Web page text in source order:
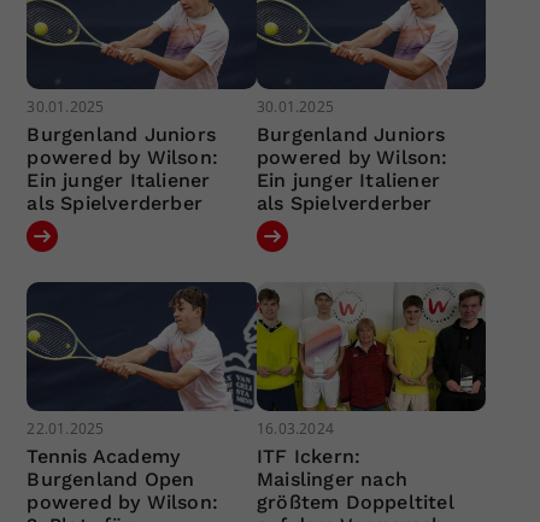
30.01.2025
Burgenland Juniors
powered by Wilson:
Ein junger Italiener
als Spielverderber
30.01.2025
Burgenland Juniors
powered by Wilson:
Ein junger Italiener
als Spielverderber
22.01.2025
Tennis Academy
Burgenland Open
powered by Wilson:
16.03.2024
ITF Ickern:
Maislinger nach
größtem Doppeltitel